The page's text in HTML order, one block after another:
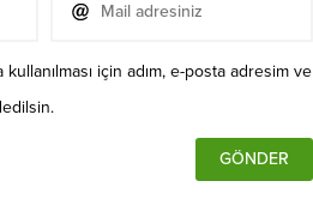
için adım, e-posta adresim ve